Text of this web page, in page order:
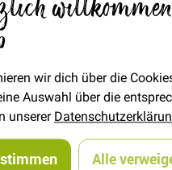
wir dich über die
Auswahl über die
unserer
Alle